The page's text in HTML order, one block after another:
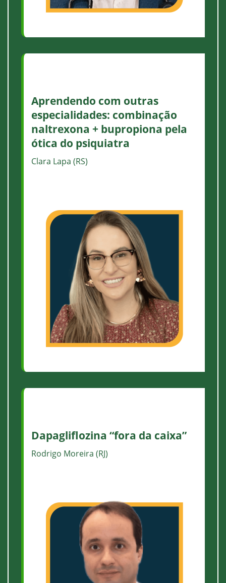
Aprendendo com outras
especialidades: combinação
naltrexona + bupropiona pela
ótica do psiquiatra
Clara Lapa (RS)
Dapagliflozina “fora da caixa”
Rodrigo Moreira (RJ)